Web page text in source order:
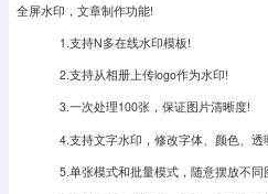
全屏水印，文章制作功能!
1.支持N多在线水印模板!
2.支持从相册上传logo作为水印!
3.一次处理100张，保证图片清晰度!
4.支持文字水印，修改字体、颜色、透
5.单张模式和批量模式，随意摆放不同